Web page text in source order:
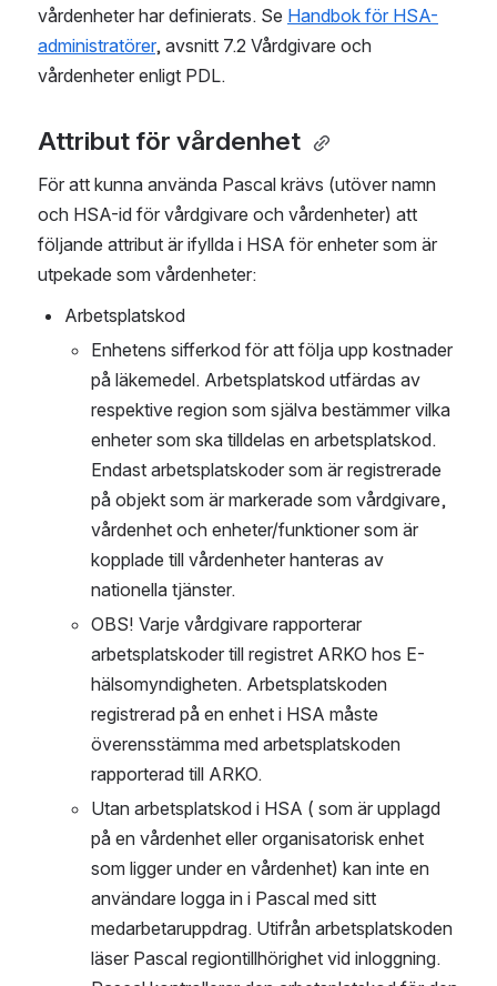
vårdenheter har definierats. Se Handbok för HSA-
administratörer, avsnitt 7.2 Vårdgivare och
vårdenheter enligt PDL.
Attribut för vårdenhet
För att kunna använda Pascal krävs (utöver namn
och HSA-id för vårdgivare och vårdenheter) att
följande attribut är ifyllda i HSA för enheter som är
utpekade som vårdenheter:
Arbetsplatskod
Enhetens sifferkod för att följa upp kostnader
på läkemedel. Arbetsplatskod utfärdas av
respektive region som själva bestämmer vilka
enheter som ska tilldelas en arbetsplatskod.
Endast arbetsplatskoder som är registrerade
på objekt som är markerade som vårdgivare,
vårdenhet och enheter/funktioner som är
kopplade till vårdenheter hanteras av
nationella tjänster.
OBS! Varje vårdgivare rapporterar
arbetsplatskoder till registret ARKO hos E-
hälsomyndigheten. Arbetsplatskoden
registrerad på en enhet i HSA måste
överensstämma med arbetsplatskoden
rapporterad till ARKO.
Utan arbetsplatskod i HSA ( som är upplagd
på en vårdenhet eller organisatorisk enhet
som ligger under en vårdenhet) kan inte en
användare logga in i Pascal med sitt
medarbetaruppdrag. Utifrån arbetsplatskoden
läser Pascal regiontillhörighet vid inloggning.